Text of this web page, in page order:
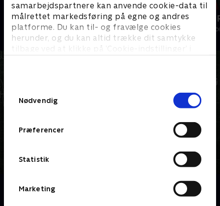
samarbejdspartnere kan anvende cookie-data til
målrettet markedsføring på egne og andres
platforme. Du kan til- og fravælge cookies
herunder, og du kan altid trække dit samtykke
tilbage ved at klikke på ’Cookie-indstillinger’ i
Nødvendig
Præferencer
Statistik
Marketing
Sig det med bolig
Livsstil • 1 sæsoner
Tabu - med
Livsstil • 3
Om Jysk for begyndere
Torben Chris sætter sin ærkekøbenhavnske ven og